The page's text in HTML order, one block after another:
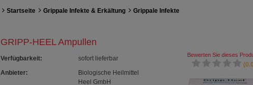
Startseite Grippale Infekte & Erkältung Grippale Infekte
GRIPP-HEEL Ampullen
Verfügbarkeit:
sofort lieferbar
Anbieter:
Biologische Heilmittel
Heel GmbH
Bewerten Sie dieses